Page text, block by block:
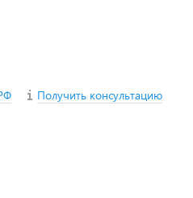
Получить консультацию